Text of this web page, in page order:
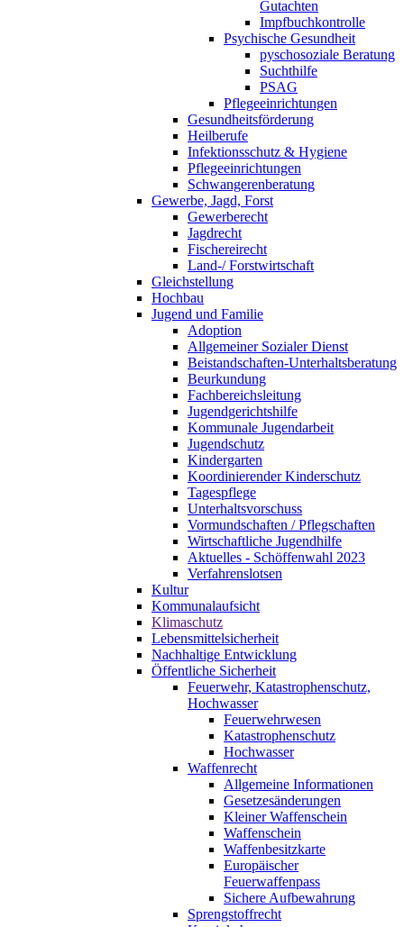
Gutachten
Impfbuchkontrolle
Psychische Gesundheit
pyschosoziale Beratung
Suchthilfe
PSAG
Pflegeeinrichtungen
Gesundheitsförderung
Heilberufe
Infektionsschutz & Hygiene
Pflegeeinrichtungen
Schwangerenberatung
Gewerbe, Jagd, Forst
Gewerberecht
Jagdrecht
Fischereirecht
Land-/ Forstwirtschaft
Gleichstellung
Hochbau
Jugend und Familie
Adoption
Allgemeiner Sozialer Dienst
Beistandschaften-Unterhaltsberatung
Beurkundung
Fachbereichsleitung
Jugendgerichtshilfe
Kommunale Jugendarbeit
Jugendschutz
Kindergarten
Koordinierender Kinderschutz
Tagespflege
Unterhaltsvorschuss
Vormundschaften / Pflegschaften
Wirtschaftliche Jugendhilfe
Aktuelles - Schöffenwahl 2023
Verfahrenslotsen
Kultur
Kommunalaufsicht
Klimaschutz
Lebensmittelsicherheit
Nachhaltige Entwicklung
Öffentliche Sicherheit
Feuerwehr, Katastrophenschutz,
Hochwasser
Feuerwehrwesen
Katastrophenschutz
Hochwasser
Waffenrecht
Allgemeine Informationen
Gesetzesänderungen
Kleiner Waffenschein
Waffenschein
Waffenbesitzkarte
Europäischer
Feuerwaffenpass
Sichere Aufbewahrung
Sprengstoffrecht